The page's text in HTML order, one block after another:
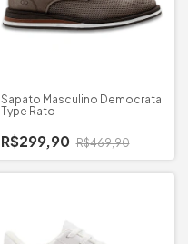
Sapato Masculino Democrata
Type Rato
R$299,90 R$469,90